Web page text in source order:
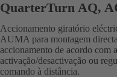
QuarterTurn AQ,
Accionamento giratório
AUMA para montagem
accionamento de acordo com
activação/desactivação ou
comando à distância.